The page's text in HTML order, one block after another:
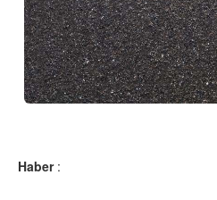
Haber: